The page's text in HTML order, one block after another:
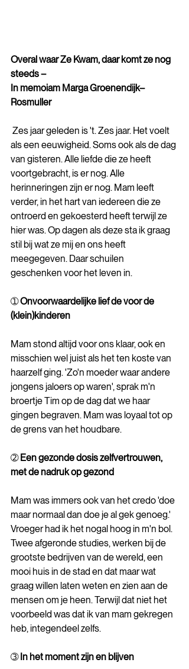
Overal waar Ze Kwam, daar komt ze nog
steeds –
In memoiam Marga Groenendijk–
Rosmuller
als een eeuwigheid. Soms ook als de dag
van gisteren. Alle liefde die ze heeft
voortgebracht, is er nog. Alle
herinneringen zijn er nog. Mam leeft
verder, in het hart van iedereen die ze
ontroerd en gekoesterd heeft terwijl ze
hier was. Op dagen als deze sta ik graag
stil bij wat ze mij en ons heeft
meegegeven. Daar schuilen
geschenken voor het leven in.
➀ Onvoorwaardelijke lief de voor de
(klein)kinderen
Mam stond altijd voor ons klaar, ook en
misschien wel juist als het ten koste van
haarzelf ging. 'Zo'n moeder waar andere
jongens jaloers op waren', sprak m'n
broertje Tim op de dag dat we haar
gingen begraven. Mam was loyaal tot op
de grens van het houdbare.
➁ Een gezonde dosis zelfvertrouwen,
met de nadruk op gezond
Mam was immers ook van het credo 'doe
maar normaal dan doe je al gek genoeg.'
Vroeger had ik het nogal hoog in m'n bol.
Twee afgeronde studies, werken bij de
grootste bedrijven van de wereld, een
mooi huis in de stad en dat maar wat
graag willen laten weten en zien aan de
mensen om je heen. Terwijl dat niet het
voorbeeld was dat ik van mam gekregen
heb, integendeel zelfs.
➂ In het moment zijn en blijven